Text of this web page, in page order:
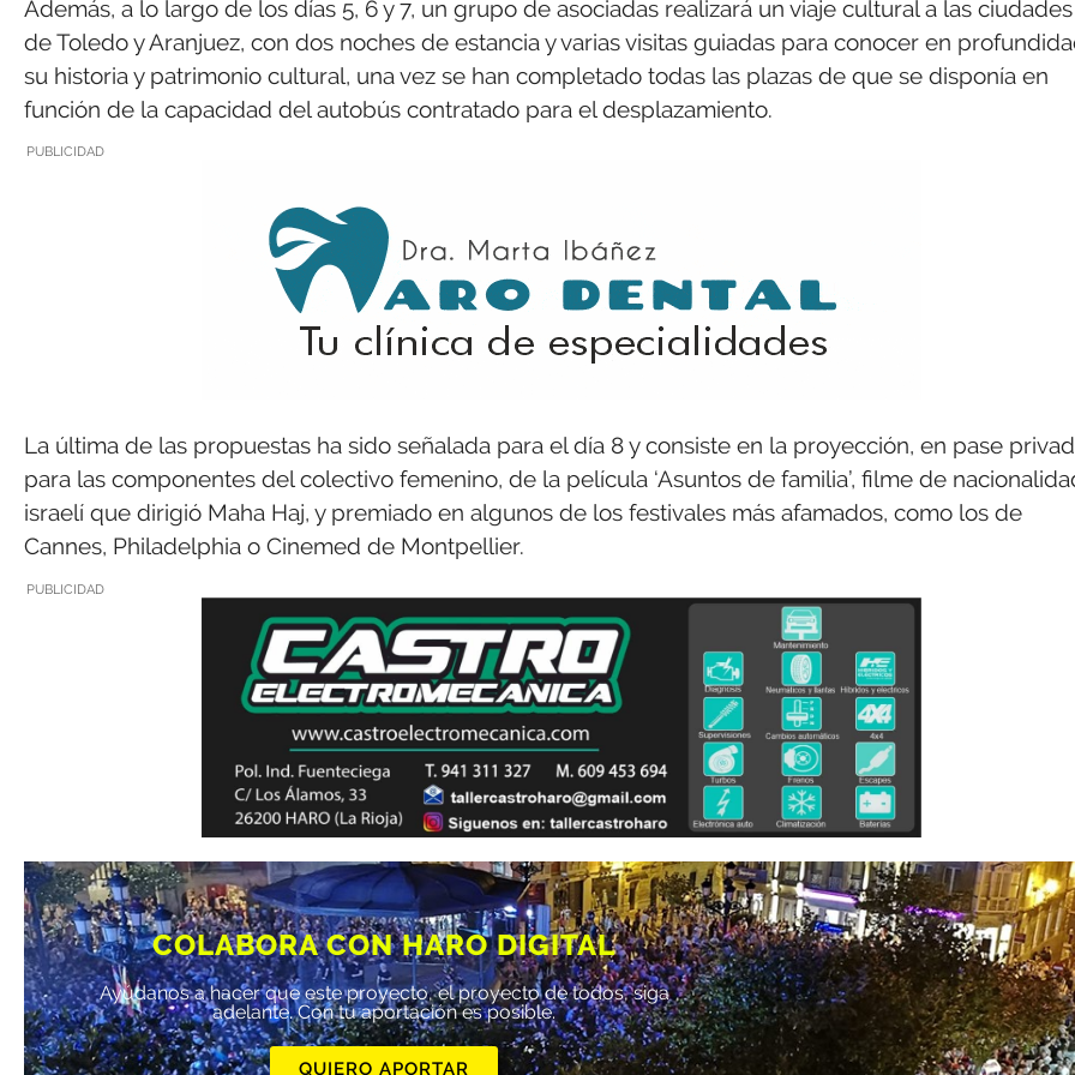
Además, a lo largo de los días 5, 6 y 7, un grupo de asociadas realizará un viaje cultural a las ciudades
de Toledo y Aranjuez, con dos noches de estancia y varias visitas guiadas para conocer en
su historia y patrimonio cultural, una vez se han completado todas las plazas de que se disponía en
función de la capacidad del autobús contratado para el desplazamiento.
PUBLICIDAD
La última de las propuestas ha sido señalada para el día 8 y consiste en la proyección, en pase
para las componentes del colectivo femenino, de la película ‘Asuntos de familia’, filme de
israelí que dirigió Maha Haj, y premiado en algunos de los festivales más afamados, como los de
Cannes, Philadelphia o Cinemed de Montpellier.
PUBLICIDAD
COLABORA CON HARO DIGITAL
Ayúdanos a hacer que este proyecto, el proyecto de todos, siga
adelante. Con tu aportación es posible.
QUIERO APORTAR